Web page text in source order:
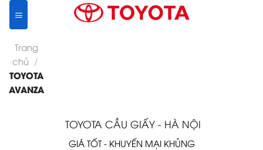
content
Trang
chủ /
TOYOTA
AVANZA
TOYOTA CẦU GIẤY - HÀ NỘI
GIÁ TỐT - KHUYẾN MẠI KHỦNG